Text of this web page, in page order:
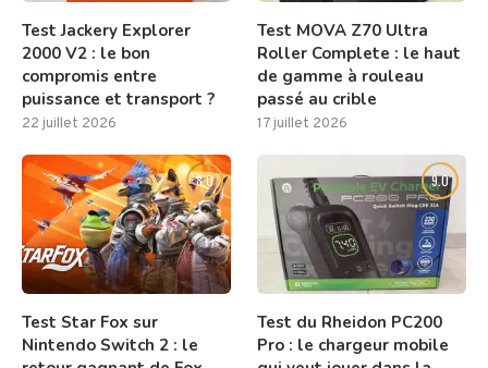
Test Jackery Explorer
2000 V2 : le bon
compromis entre
puissance et transport ?
22 juillet 2026
Test MOVA Z70 Ultra
Roller Complete : le haut
de gamme à rouleau
passé au crible
17 juillet 2026
8.0
Test Star Fox sur
Nintendo Switch 2 : le
9.0
Test du Rheidon PC200
Pro : le chargeur mobile